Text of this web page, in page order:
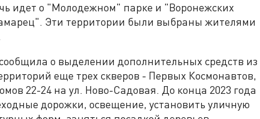
идет о "Молодежном" парке и "Воронежских
Эти территории были выбраны жителями
о выделении дополнительных средств из
еще трех скверов - Первых Космонавтов,
22-24 на ул. Ново-Садовая. До конца 2023 года
дорожки, освещение, установить уличную